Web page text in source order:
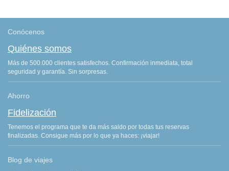
Conócenos
Quiénes somos
Más de 500.000 clientes satisfechos. Confirmación inmediata, total
seguridad y garantía. Sin sorpresas.
Ahorro
Fidelización
Tenemos el programa que te da más saldo por todas tus reservas
finalizadas. Consigue más por lo que ya haces: ¡viajar!
Blog de viajes